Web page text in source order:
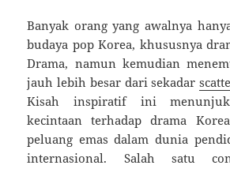
Banyak orang yang awalnya
budaya pop Korea, khususnya
Drama, namun kemudian
jauh lebih besar dari sekadar
Kisah inspiratif ini
kecintaan terhadap drama
peluang emas dalam dunia
internasional. Salah satu